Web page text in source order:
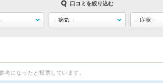
口コミを絞り込む
考になったと投票しています。